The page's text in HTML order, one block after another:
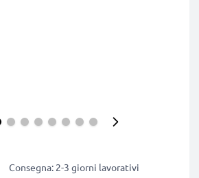
Consegna: 2-3 giorni lavorativi